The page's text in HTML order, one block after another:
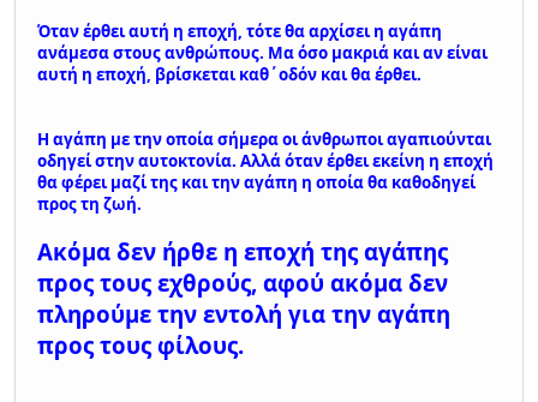
Όταν έρθει αυτή η εποχή, τότε θα αρχίσει η αγάπη
ανάμεσα στους ανθρώπους. Μα όσο μακριά και αν είναι
αυτή η εποχή, βρίσκεται καθ΄οδόν και θα έρθει.
Η αγάπη με την οποία σήμερα οι άνθρωποι αγαπιούνται
οδηγεί στην αυτοκτονία. Αλλά όταν έρθει εκείνη η εποχή
θα φέρει μαζί της και την αγάπη η οποία θα καθοδηγεί
προς τη ζωή.
Ακόμα δεν ήρθε η εποχή της αγάπης
προς τους εχθρούς, αφού ακόμα δεν
πληρούμε την εντολή για την αγάπη
προς τους φίλους.